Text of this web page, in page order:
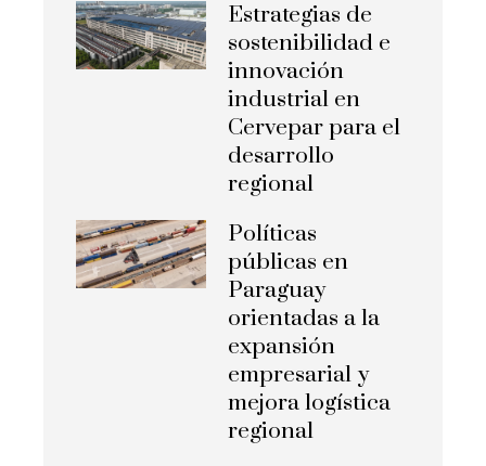
Estrategias de
sostenibilidad e
innovación
industrial en
Cervepar para el
desarrollo
regional
Políticas
públicas en
Paraguay
orientadas a la
expansión
empresarial y
mejora logística
regional